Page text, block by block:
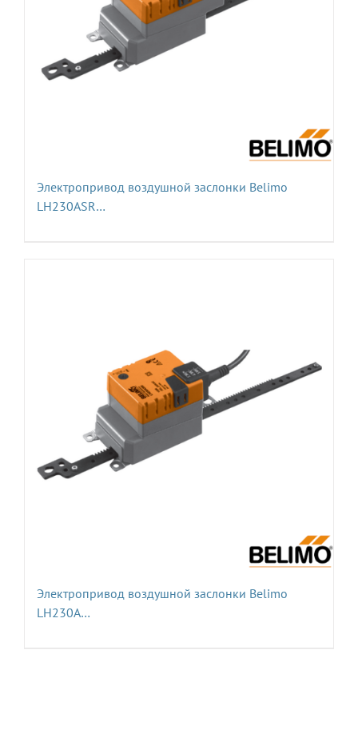
Электропривод воздушной заслонки Belimo
LH230ASR…
Электропривод воздушной заслонки Belimo
LH230A…